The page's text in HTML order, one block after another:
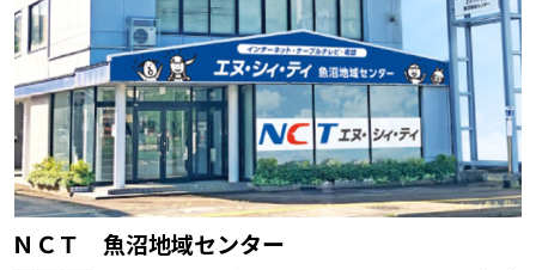
ＮＣＴ 魚沼地域センター